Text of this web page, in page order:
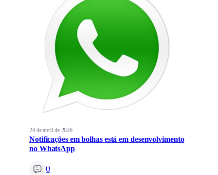
24 de abril de 2026
Notificações em bolhas está em desenvolvimento
no WhatsApp
0